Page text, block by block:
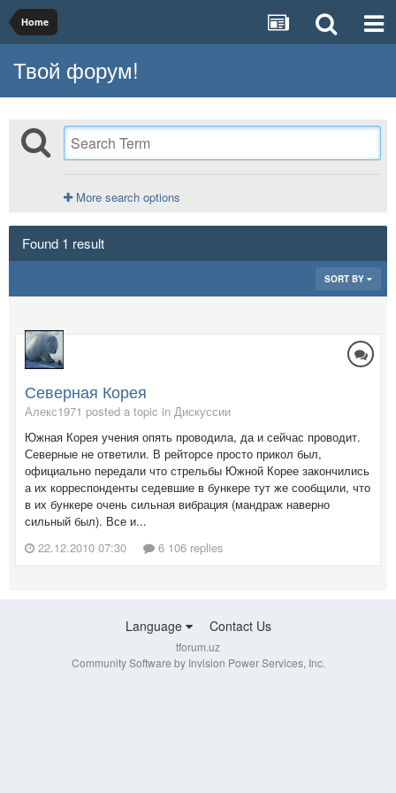
Home
Твой форум!
More search options
Found 1 result
SORT BY
Северная Корея
Алекс1971 posted a topic in Дискуссии
Южная Корея учения опять проводила, да и сейчас проводит.
Северные не ответили. В рейторсе просто прикол был,
официально передали что стрельбы Южной Корее закончились
а их корреспонденты седевшие в бункере тут же сообщили, что
в их бункере очень сильная вибрация (мандраж наверно
сильный был). Все и...
22.12.2010 07:30
6 106 replies
Language Contact Us
tforum.uz
Community Software by Invision Power Services, Inc.